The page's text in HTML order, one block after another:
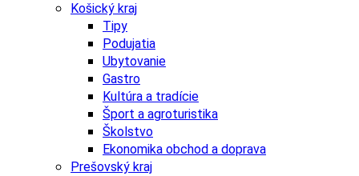
Košický kraj
Tipy
Podujatia
Ubytovanie
Gastro
Kultúra a tradície
Šport a agroturistika
Školstvo
Ekonomika obchod a doprava
Prešovský kraj